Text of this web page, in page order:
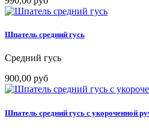
Шпатель средний гусь
Средний гусь
900,00 руб
Шпатель средний гусь с укороченной